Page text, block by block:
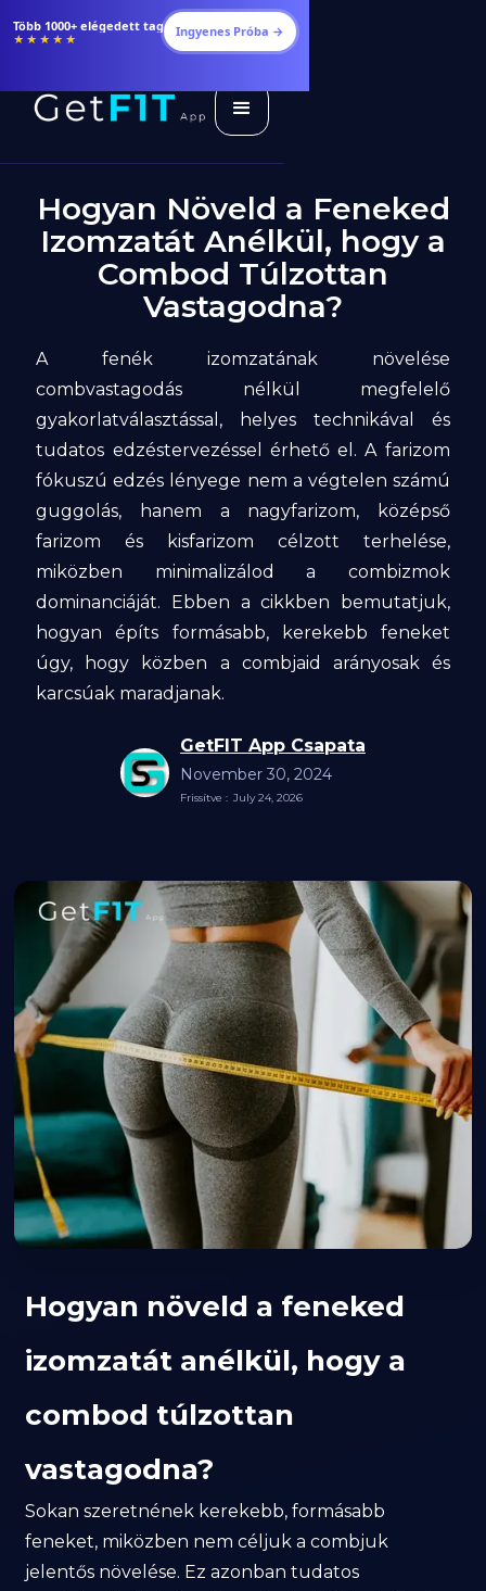
Több 1000+ elégedett tag
★★★★★ Ingyenes Próba →
Hogyan Növeld a Feneked
Izomzatát Anélkül, hogy a
Combod Túlzottan
Vastagodna?
A fenék izomzatának növelése
combvastagodás nélkül megfelelő
gyakorlatválasztással, helyes technikával és
tudatos edzéstervezéssel érhető el. A farizom
fókuszú edzés lényege nem a végtelen számú
guggolás, hanem a nagyfarizom, középső
farizom és kisfarizom célzott terhelése,
miközben minimalizálod a combizmok
dominanciáját. Ebben a cikkben bemutatjuk,
hogyan építs formásabb, kerekebb feneket
úgy, hogy közben a combjaid arányosak és
karcsúak maradjanak.
GetFIT App Csapata
November 30, 2024
Frissítve : July 24, 2026
Hogyan növeld a feneked
izomzatát anélkül, hogy a
combod túlzottan
vastagodna?
Sokan szeretnének kerekebb, formásabb
feneket, miközben nem céljuk a combjuk
jelentős növelése. Ez azonban tudatos